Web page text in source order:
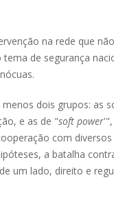
na rede que
de segurança
dois grupos: as
e as de "soft power
com
a batalha
um lado, direito e